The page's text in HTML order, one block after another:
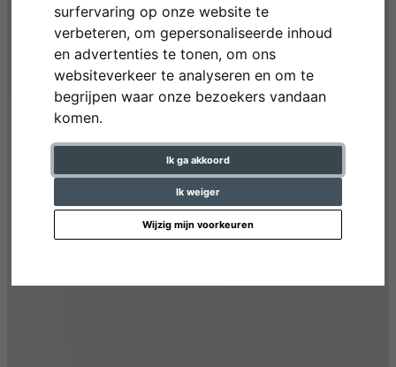
surfervaring op onze website te
verbeteren, om gepersonaliseerde inhoud
en advertenties te tonen, om ons
websiteverkeer te analyseren en om te
begrijpen waar onze bezoekers vandaan
komen.
Ik ga akkoord
Ik weiger
Wijzig mijn voorkeuren